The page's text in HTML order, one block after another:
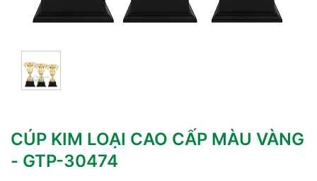
CÚP KIM LOẠI CAO CẤP MÀU VÀNG
- GTP-30474